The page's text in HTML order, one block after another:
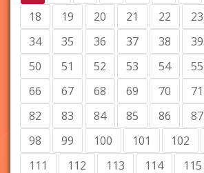
18
19 20 21 22 23
34
35 36 37 38 39
50
51 52 53 54 55
66
67 68 69 70 71
82
83 84 85 86 87
98
99 100 101 102
111
112 113 114 115